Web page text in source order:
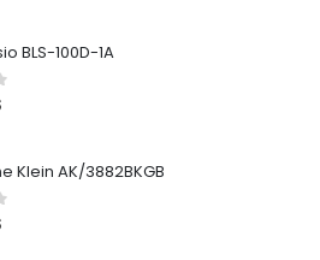
BLS-100D-1A
5
Klein AK/3882BKGB
5